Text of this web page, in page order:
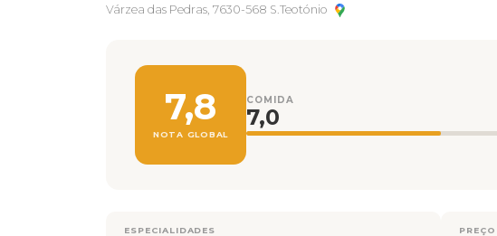
Várzea das Pedras, 7630-568 S.Teotónio
7,8
NOTA GLOBAL
COMIDA
7,0
ESPECIALIDADES PREÇO